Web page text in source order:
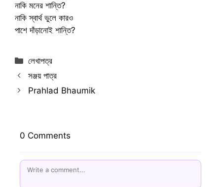
নাকি মনের শান্তি?
নাকি স্বার্থ ভুলে কারও
পাশে দাঁড়ানোই শান্তি?
Categories
লেখাপত্র
সঞ্জয় পাত্র
Prahlad Bhaumik
0 Comments
Name